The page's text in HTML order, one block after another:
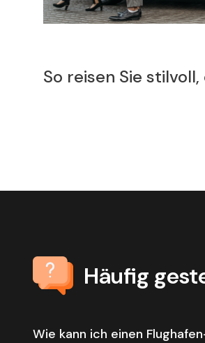
Green and
Häufig
Wie kann ich einen